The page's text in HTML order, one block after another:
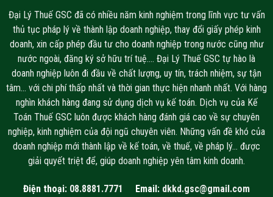
Đại Lý Thuế GSC đã có nhiều năm kinh nghiệm trong lĩnh vực tư vấn
thủ tục pháp lý về thành lập doanh nghiệp, thay đổi giấy phép kinh
doanh, xin cấp phép đầu tư cho doanh nghiệp trong nước cũng như
nước ngoài, đăng ký sở hữu trí tuệ…. Đại Lý Thuế GSC tự hào là
doanh nghiệp luôn đi đầu về chất lượng, uy tín, trách nhiệm, sự tận
tâm… với chi phí thấp nhất và thời gian thực hiện nhanh nhất. Với hàng
nghìn khách hàng đang sử dụng dịch vụ kế toán. Dịch vụ của Kế
Toán Thuế GSC luôn được khách hàng đánh giá cao về sự chuyên
nghiệp, kinh nghiệm của đội ngũ chuyên viên. Những vấn đề khó của
doanh nghiệp mới thành lập về kế toán, về thuế, về pháp lý… được
giải quyết triệt để, giúp doanh nghiệp yên tâm kinh doanh.
Điện thoại: 08.8881.7771 Email: dkkd.gsc@gmail.com